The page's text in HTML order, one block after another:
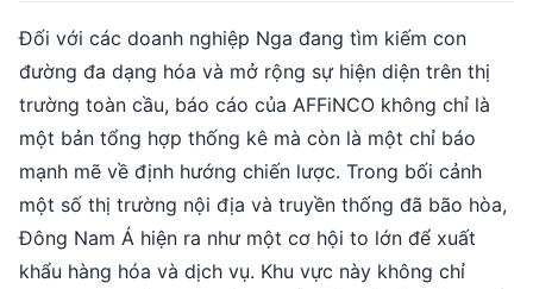
Đối với các doanh nghiệp Nga đang tìm kiếm con
đường đa dạng hóa và mở rộng sự hiện diện trên thị
trường toàn cầu, báo cáo của AFFiNCO không chỉ là
một bản tổng hợp thống kê mà còn là một chỉ báo
mạnh mẽ về định hướng chiến lược. Trong bối cảnh
một số thị trường nội địa và truyền thống đã bão hòa,
Đông Nam Á hiện ra như một cơ hội to lớn để xuất
khẩu hàng hóa và dịch vụ. Khu vực này không chỉ